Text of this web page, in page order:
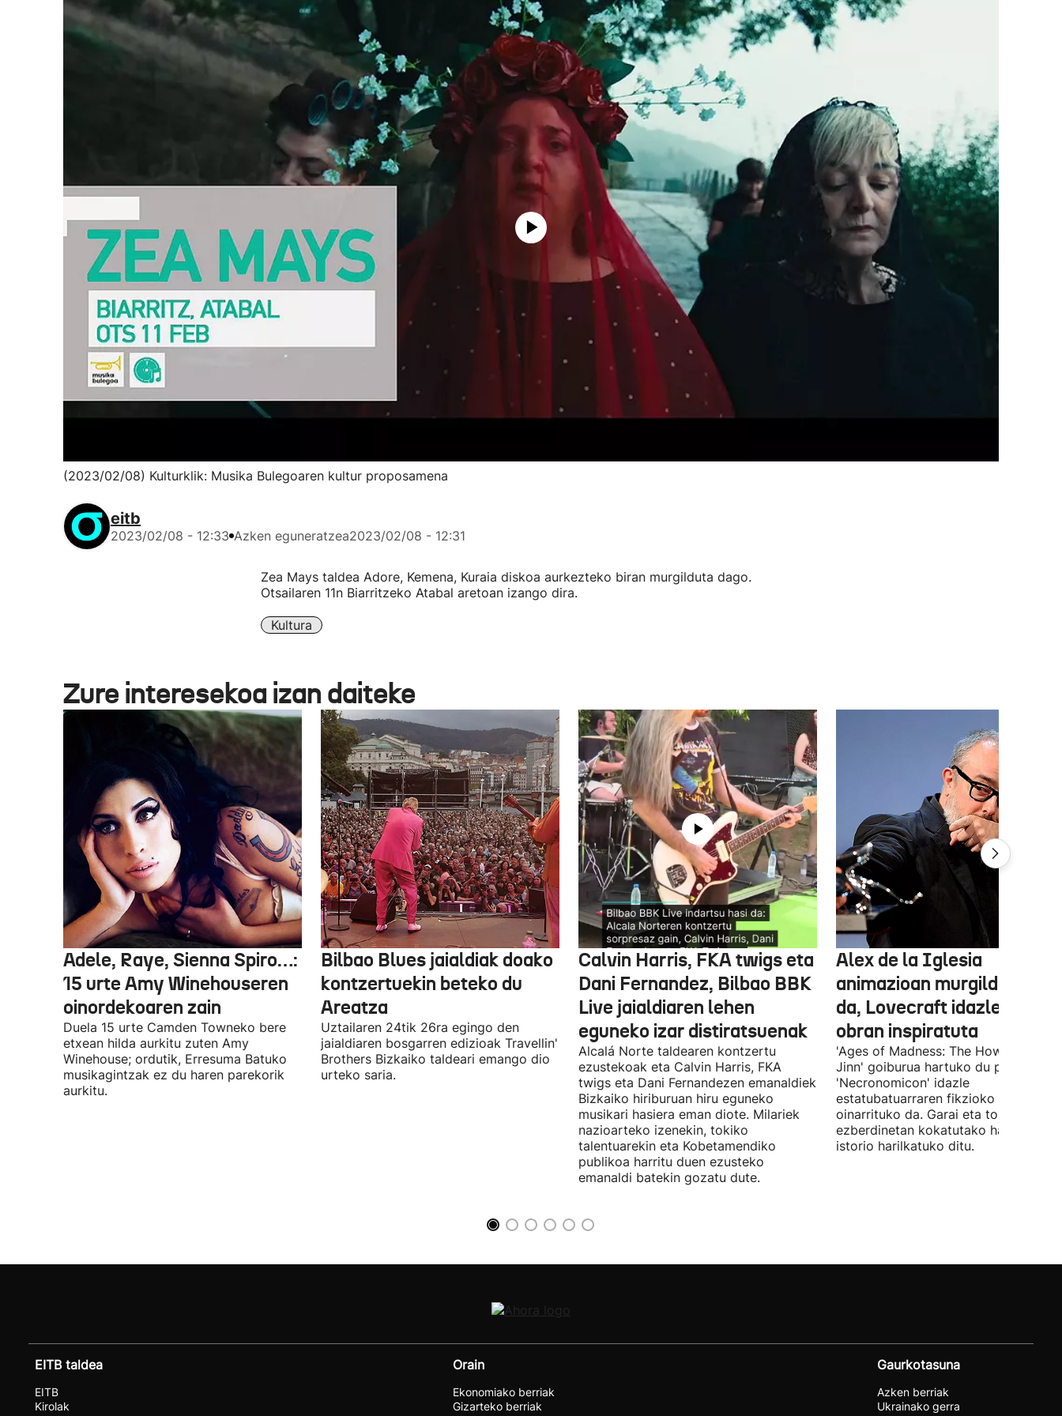
(2023/02/08) Kulturklik: Musika Bulegoaren kultur proposamena
eitb
2023/02/08 - 12:33 Azken eguneratzea2023/02/08 - 12:31
Zea Mays taldea Adore, Kemena, Kuraia diskoa aurkezteko biran murgilduta dago.
Otsailaren 11n Biarritzeko Atabal aretoan izango dira.
Kultura
Zure interesekoa izan daiteke
Adele, Raye, Sienna Spiro…:
15 urte Amy Winehouseren
oinordekoaren zain
Duela 15 urte Camden Towneko bere
etxean hilda aurkitu zuten Amy
Winehouse; ordutik, Erresuma Batuko
musikagintzak ez du haren parekorik
aurkitu.
Bilbao Blues jaialdiak doako
kontzertuekin beteko du
Areatza
Uztailaren 24tik 26ra egingo den
jaialdiaren bosgarren edizioak Travellin'
Brothers Bizkaiko taldeari emango dio
urteko saria.
Calvin Harris, FKA twigs eta
Dani Fernandez, Bilbao BBK
Live jaialdiaren lehen
eguneko izar distiratsuenak
Alcalá Norte taldearen kontzertu
ezustekoak eta Calvin Harris, FKA
twigs eta Dani Fernandezen emanaldiek
Bizkaiko hiriburuan hiru eguneko
musikari hasiera eman diote. Milariek
nazioarteko izenekin, tokiko
talentuarekin eta Kobetamendiko
publikoa harritu duen ezusteko
emanaldi batekin gozatu dute.
Alex de la Iglesia
animazioan murgilduko
da, Lovecraft idazlearen
obran inspiratuta
'Ages of Madness: The Howling of
Jinn' goiburua hartuko du pelikulak,
'Necronomicon' idazle
estatubatuarraren fikzioko liburuan
oinarrituko da. Garai eta toki
ezberdinetan kokatutako hainbat
istorio harilkatuko ditu.
EITB taldea
EITB
Kirolak
Orain
Ekonomiako berriak
Gizarteko berriak
Gaurkotasuna
Azken berriak
Ukrainako gerra